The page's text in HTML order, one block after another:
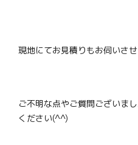
現地にてお見積りもお伺いさせ
ご不明な点やご質問ございま
ください(^^)